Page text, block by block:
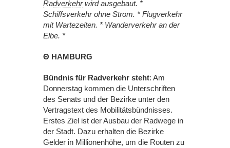
Radverkehr wird ausgebaut. *
Schiffsverkehr ohne Strom. * Flugverkehr
mit Wartezeiten. * Wanderverkehr an der
Elbe. *
Θ HAMBURG
Bündnis für Radverkehr steht: Am
Donnerstag kommen die Unterschriften
des Senats und der Bezirke unter den
Vertragstext des Mobilitätsbündnisses.
Erstes Ziel ist der Ausbau der Radwege in
der Stadt. Dazu erhalten die Bezirke
Gelder in Millionenhöhe, um die Routen zu